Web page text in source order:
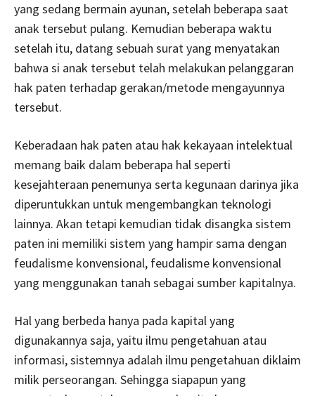
yang sedang bermain ayunan, setelah beberapa saat
anak tersebut pulang. Kemudian beberapa waktu
setelah itu, datang sebuah surat yang menyatakan
bahwa si anak tersebut telah melakukan pelanggaran
hak paten terhadap gerakan/metode mengayunnya
tersebut.
Keberadaan hak paten atau hak kekayaan intelektual
memang baik dalam beberapa hal seperti
kesejahteraan penemunya serta kegunaan darinya jika
diperuntukkan untuk mengembangkan teknologi
lainnya. Akan tetapi kemudian tidak disangka sistem
paten ini memiliki sistem yang hampir sama dengan
feudalisme konvensional, feudalisme konvensional
yang menggunakan tanah sebagai sumber kapitalnya.
Hal yang berbeda hanya pada kapital yang
digunakannya saja, yaitu ilmu pengetahuan atau
informasi, sistemnya adalah ilmu pengetahuan diklaim
milik perseorangan. Sehingga siapapun yang